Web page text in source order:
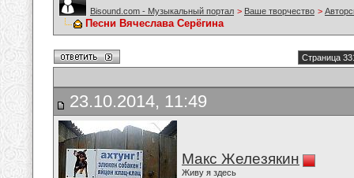
Bisound.com - Музыкальный портал > Ваше творчество >
Песни Вячеслава Серёгина
Страница
23.10.2014, 11:49
Макс Железякин
Живу я здесь